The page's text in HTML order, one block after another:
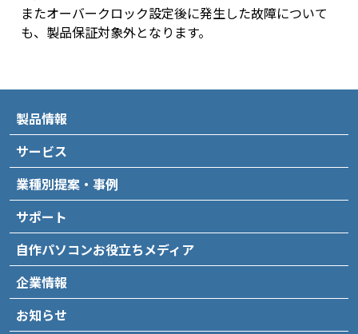
またオーバークロック設定後に発生した故障について
も、製品保証対象外となります。
製品情報
サービス
業種別提案・事例
サポート
自作パソコンお役立ちメディア
企業情報
お知らせ